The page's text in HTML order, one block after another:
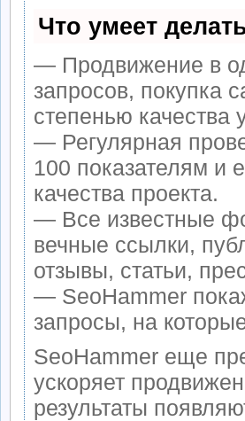
Что умеет
— Продвижение в
запросов, покупка
степенью
— Регулярная
100 показателям и
качества проекта.
— Все известные
вечные ссылки,
отзывы, статьи,
— SeoHammer
запросы, на
SeoHammer еще
ускоряет
результаты